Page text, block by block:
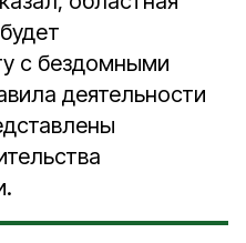
с бездомными
деятельности